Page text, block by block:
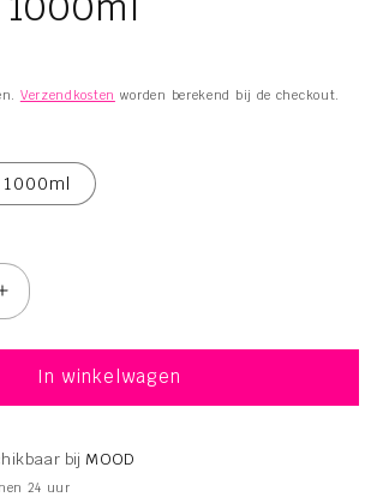
Verzendkosten worden berekend bij de checkout.
1000ml
Aantal
verhogen
voor
Ocrys
Asana
250ml
In winkelwagen
bij MOOD
24 uur